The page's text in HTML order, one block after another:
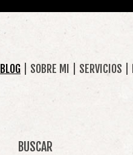
BLOG SOBRE MI SERVICIOS
BUSCAR